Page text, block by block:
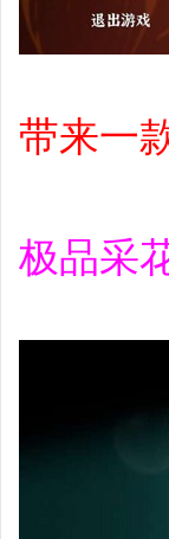
带来一
极品采